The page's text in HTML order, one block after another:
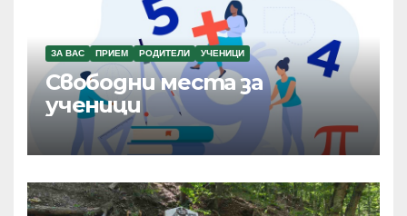
ЗА ВАС ПРИЕМ РОДИТЕЛИ УЧЕНИЦИ
Свободни места за
ученици